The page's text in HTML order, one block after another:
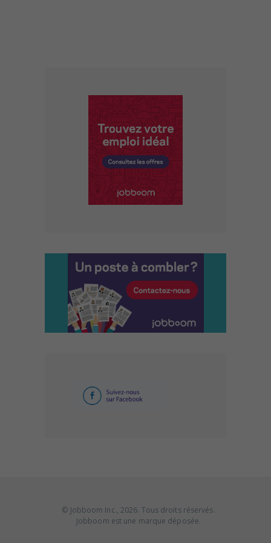
© Jobboom Inc., 2026. Tous droits réservés.
Jobboom est une marque déposée.